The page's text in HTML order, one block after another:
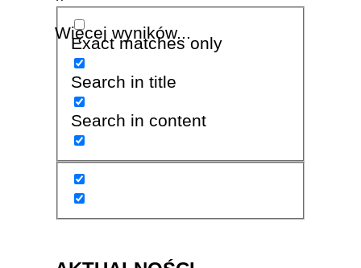
Więcej wyników...
Exact matches only
Search in title
Search in content